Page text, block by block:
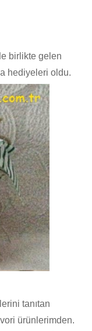
birlikte gelen
hediyeleri oldu.
tanıtan
ürünlerimden.